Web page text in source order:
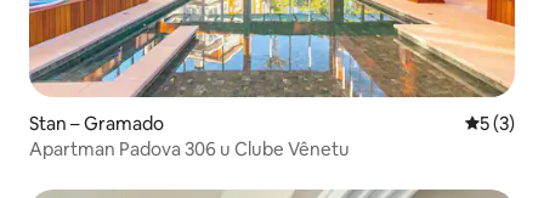
Stan – Gramado
5 (3)
Apartman Padova 306 u Clube Vênetu